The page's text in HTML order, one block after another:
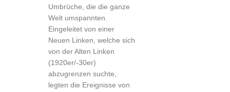
Umbrüche, die die ganze
Welt umspannten.
Eingeleitet von einer
Neuen Linken, welche sich
von der Alten Linken
(1920er/-30er)
abzugrenzen suchte,
legten die Ereignisse von